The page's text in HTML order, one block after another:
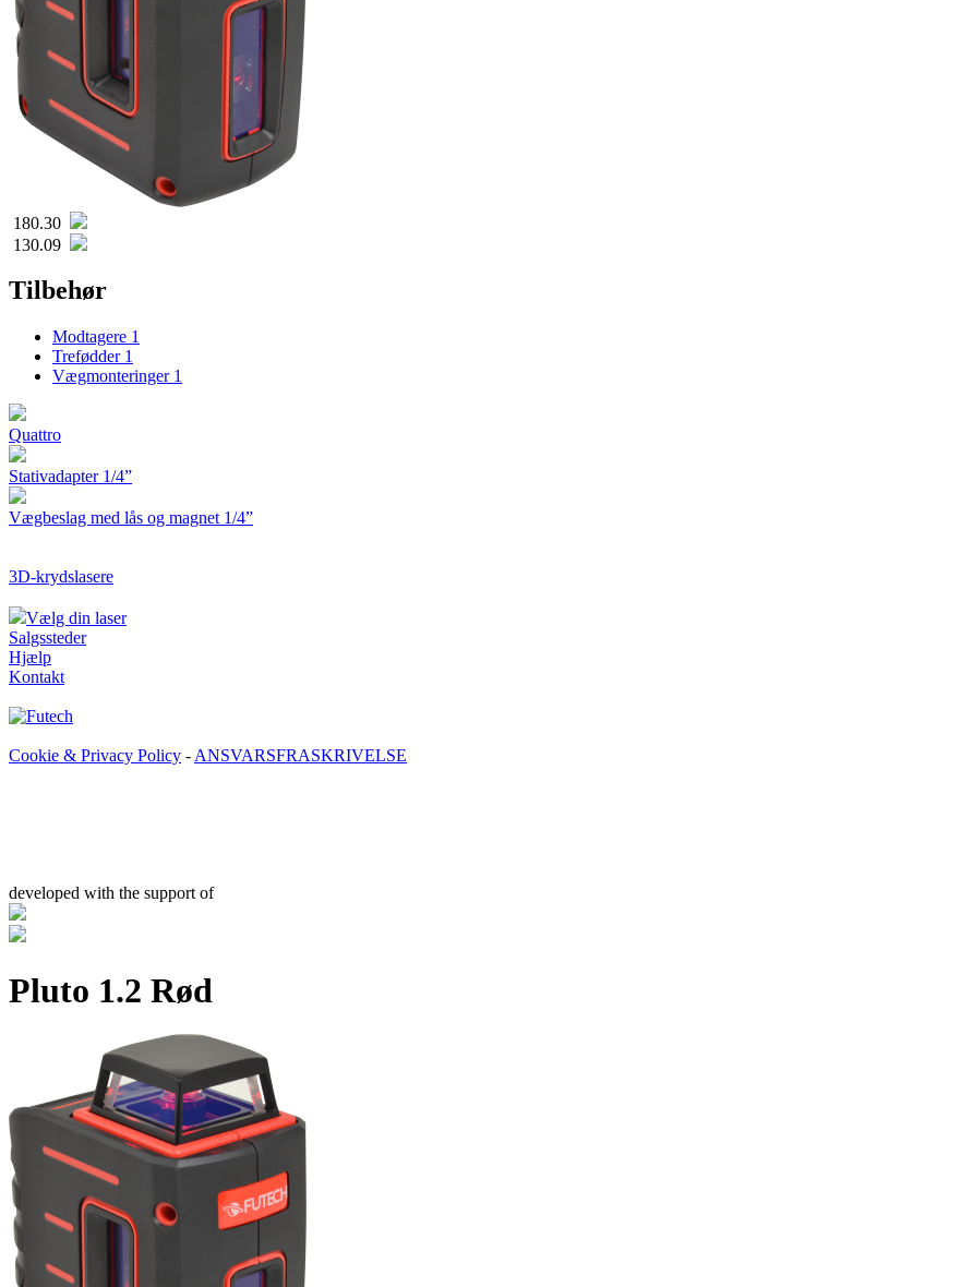
180.30
130.09
Tilbehør
Modtagere 1
Trefødder 1
Vægmonteringer 1
Quattro
Stativadapter 1/4”
Vægbeslag med lås og magnet 1/4”
3D-krydslasere
Vælg din laser
Salgssteder
Hjælp
Kontakt
Cookie & Privacy Policy - ANSVARSFRASKRIVELSE
developed with the support of
Pluto 1.2 Rød